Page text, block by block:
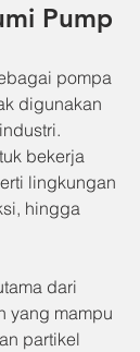
Pump
pompa
digunakan
bekerja
lingkungan
hingga
dari
yang mampu
partikel